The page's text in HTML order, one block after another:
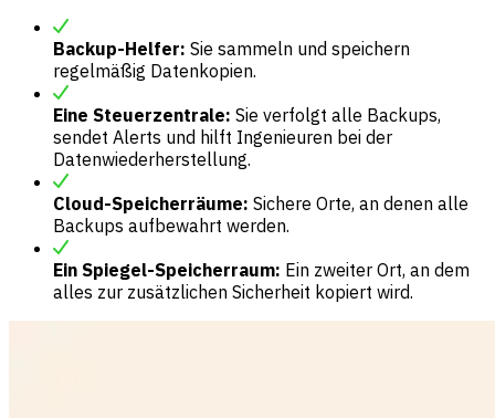
Backup-Helfer: Sie sammeln und speichern
regelmäßig Datenkopien.
Eine Steuerzentrale: Sie verfolgt alle Backups,
sendet Alerts und hilft Ingenieuren bei der
Datenwiederherstellung.
Cloud-Speicherräume: Sichere Orte, an denen alle
Backups aufbewahrt werden.
Ein Spiegel-Speicherraum: Ein zweiter Ort, an dem
alles zur zusätzlichen Sicherheit kopiert wird.